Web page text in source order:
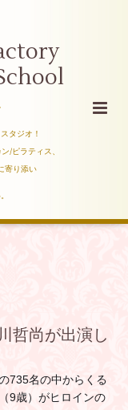
タジオ！
/ピラティス、
寄り添い
哲尚が出演し
735名の中からくる
9歳）がヒロインの